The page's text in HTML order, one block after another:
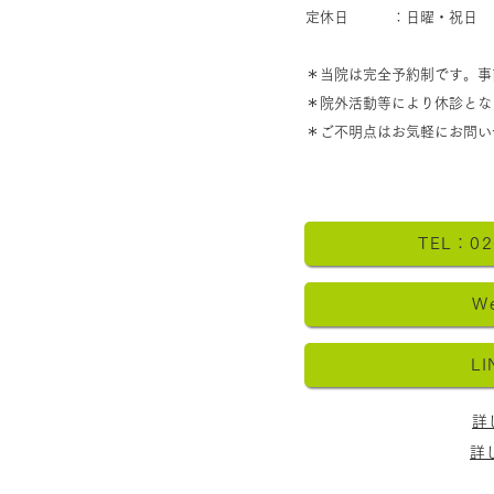
定休日 ：日曜・祝日
＊当院は完全予約制です。
＊院外活動等により休診と
＊ご不明点はお気軽にお問
TEL：
詳
詳